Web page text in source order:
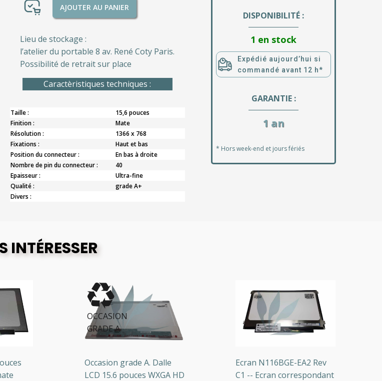
AJOUTER AU PANIER
Lieu de stockage :
l’atelier du portable 8 av. René Coty Paris.
Possibilité de retrait sur place
Caractèristiques techniques :
Taille :
15,6 pouces
Finition :
Mate
Résolution :
1366 x 768
Fixations :
Haut et bas
Position du connecteur :
En bas à droite
Nombre de pin du connecteur :
40
Epaisseur :
Ultra-fine
Qualité :
grade A+
Divers :
DISPONIBILITÉ :
1 en stock
Expédié aujourd’hui si
commandé avant 12 h*
GARANTIE :
1 an
* Hors week-end et jours fériés
INTÉRESSER
OCCASION
GRADE A
Occasion grade A. Dalle
LCD 15.6 pouces WXGA HD
Ecran N116BGE-EA2 Rev
C1 -- Ecran correspondant